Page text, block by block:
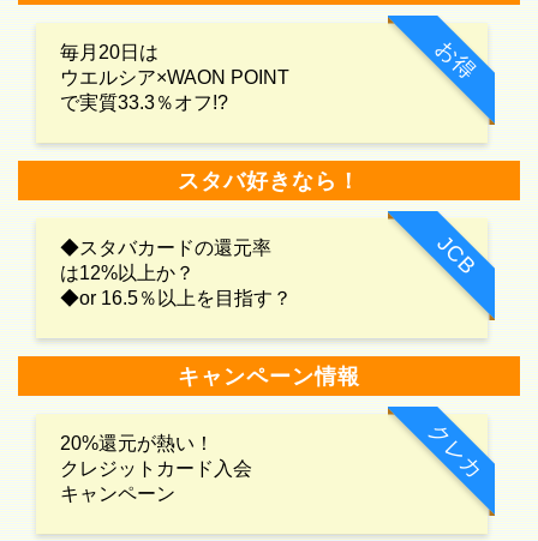
お得
毎月20日は
ウエルシア×WAON POINT
で実質33.3％オフ!?
スタバ好きなら！
JCB
◆スタバカードの還元率
は12%以上か？
◆or 16.5％以上を目指す？
キャンペーン情報
クレカ
20%還元が熱い！
クレジットカード入会
キャンペーン